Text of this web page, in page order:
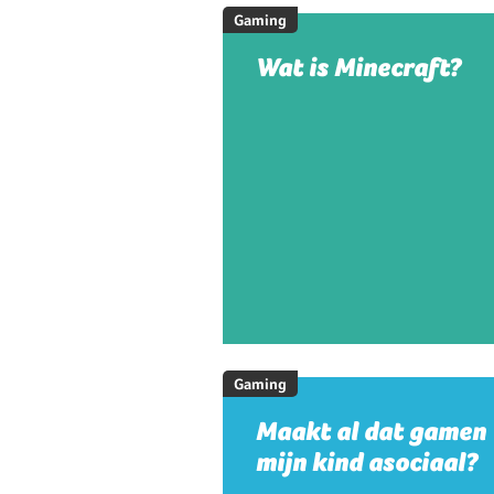
Gaming
Wat is Minecraft?
Gaming
Maakt al dat gamen
mijn kind asociaal?